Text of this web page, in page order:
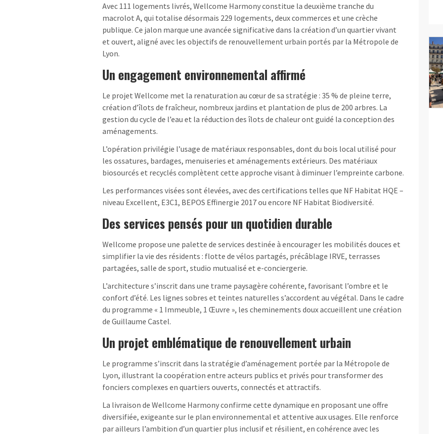
Avec 111 logements livrés, Wellcome Harmony constitue la deuxième tranche du
macrolot A, qui totalise désormais 229 logements, deux commerces et une crèche
publique. Ce jalon marque une avancée significative dans la création d’un quartier vivant
et ouvert, aligné avec les objectifs de renouvellement urbain portés par la Métropole de
Lyon.
Un engagement environnemental affirmé
Le projet Wellcome met la renaturation au cœur de sa stratégie : 35 % de pleine terre,
création d’îlots de fraîcheur, nombreux jardins et plantation de plus de 200 arbres. La
gestion du cycle de l’eau et la réduction des îlots de chaleur ont guidé la conception des
aménagements.
L’opération privilégie l’usage de matériaux responsables, dont du bois local utilisé pour
les ossatures, bardages, menuiseries et aménagements extérieurs. Des matériaux
biosourcés et recyclés complètent cette approche visant à diminuer l’empreinte carbone.
Les performances visées sont élevées, avec des certifications telles que NF Habitat HQE –
niveau Excellent, E3C1, BEPOS Effinergie 2017 ou encore NF Habitat Biodiversité.
Des services pensés pour un quotidien durable
Wellcome propose une palette de services destinée à encourager les mobilités douces et
simplifier la vie des résidents : flotte de vélos partagés, précâblage IRVE, terrasses
partagées, salle de sport, studio mutualisé et e-conciergerie.
L’architecture s’inscrit dans une trame paysagère cohérente, favorisant l’ombre et le
confort d’été. Les lignes sobres et teintes naturelles s’accordent au végétal. Dans le cadre
du programme « 1 Immeuble, 1 Œuvre », les cheminements doux accueillent une création
de Guillaume Castel.
Un projet emblématique de renouvellement urbain
Le programme s’inscrit dans la stratégie d’aménagement portée par la Métropole de
Lyon, illustrant la coopération entre acteurs publics et privés pour transformer des
fonciers complexes en quartiers ouverts, connectés et attractifs.
La livraison de Wellcome Harmony confirme cette dynamique en proposant une offre
diversifiée, exigeante sur le plan environnemental et attentive aux usages. Elle renforce
par ailleurs l’ambition d’un quartier plus inclusif et résilient, en cohérence avec les